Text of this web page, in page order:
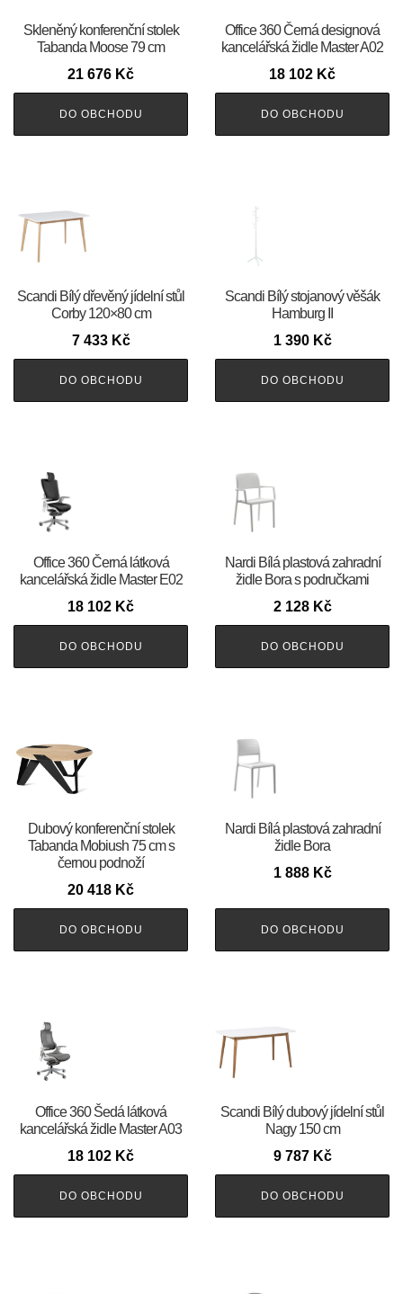
Skleněný konferenční stolek
Tabanda Moose 79 cm
21 676 Kč
DO OBCHODU
Office 360 Černá designová
kancelářská židle Master A02
18 102 Kč
DO OBCHODU
Scandi Bílý dřevěný jídelní stůl
Corby 120×80 cm
7 433 Kč
DO OBCHODU
Scandi Bílý stojanový věšák
Hamburg II
1 390 Kč
DO OBCHODU
Office 360 Černá látková
kancelářská židle Master E02
18 102 Kč
DO OBCHODU
Nardi Bílá plastová zahradní
židle Bora s područkami
2 128 Kč
DO OBCHODU
Dubový konferenční stolek
Tabanda Mobiush 75 cm s
černou podnoží
20 418 Kč
DO OBCHODU
Nardi Bílá plastová zahradní
židle Bora
1 888 Kč
DO OBCHODU
Office 360 Šedá látková
kancelářská židle Master A03
18 102 Kč
DO OBCHODU
Scandi Bílý dubový jídelní stůl
Nagy 150 cm
9 787 Kč
DO OBCHODU